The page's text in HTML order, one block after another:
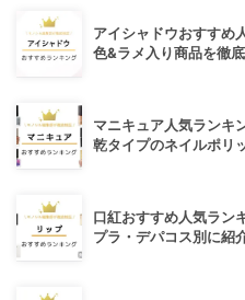
アイシャドウおすすめ
色&ラメ入り商品を徹底
マニキュア人気ランキ
乾タイプのネイルポリ
口紅おすすめ人気ラン
プラ・デパコス別に紹